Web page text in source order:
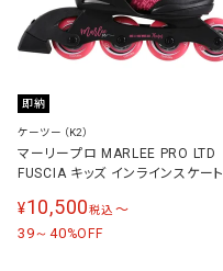
即納
ケーツー（K2）
マーリープロ MARLEE PRO LTD
FUSCIA キッズ インラインスケート
¥10,500税込 〜
39～40%OFF